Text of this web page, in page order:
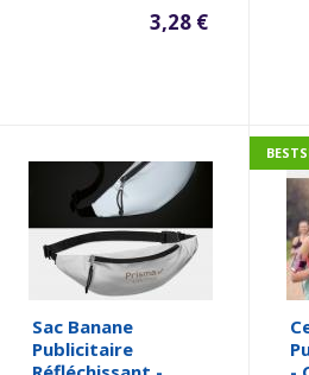
3,28 €
Sac Banane
Publicitaire